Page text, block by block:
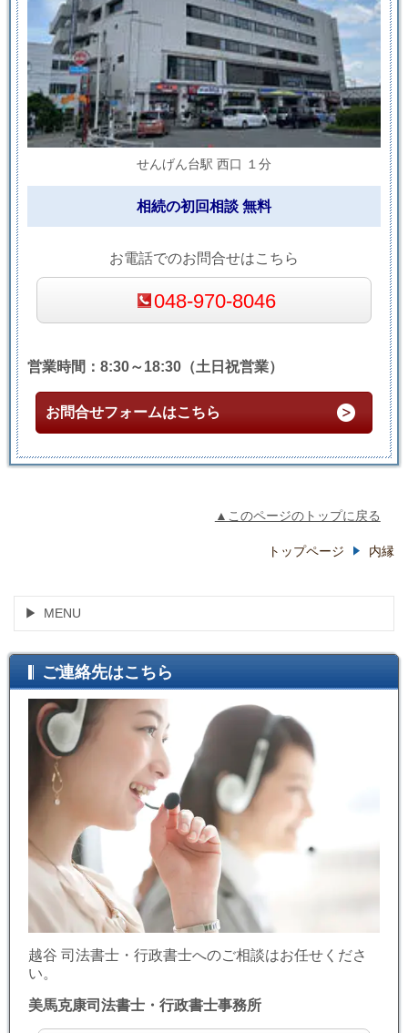
せんげん台駅 西口 １分
相続の初回相談 無料
お電話でのお問合せはこちら
048-970-8046
営業時間：8:30～18:30（土日祝営業）
お問合せフォームはこちら
▲このページのトップに戻る
トップページ 内縁
MENU
ご連絡先はこちら
越谷 司法書士・行政書士へのご相談はお任せくださ
い。
美馬克康司法書士・行政書士事務所